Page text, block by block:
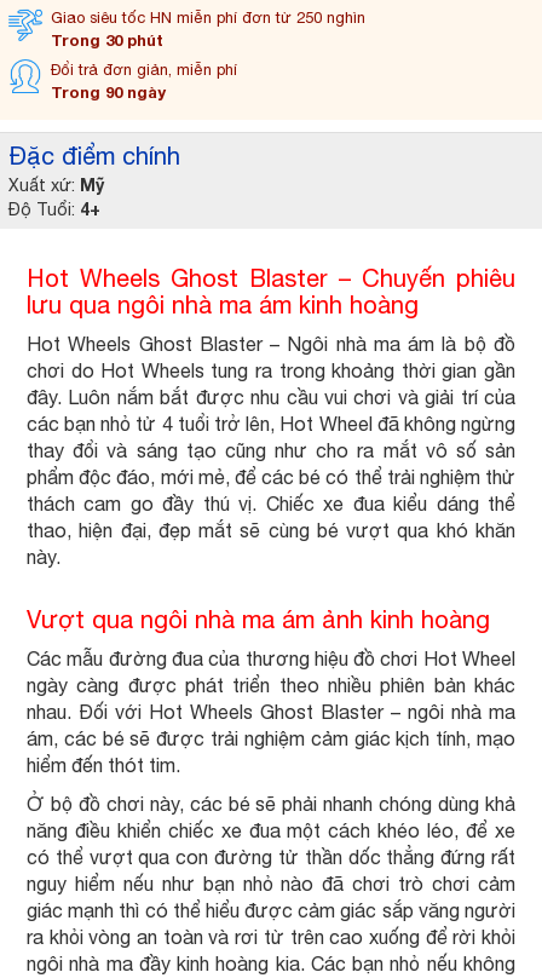
Đặc điểm chính
Xuất xứ: Mỹ
Độ Tuổi: 4+
Giao siêu tốc HN miễn phí đơn từ 250 nghìn
Trong 30 phút
Đổi trả đơn giản, miễn phí
Trong 90 ngày
Hot Wheels Ghost Blaster – Chuyến phiêu
lưu qua ngôi nhà ma ám kinh hoàng
Hot Wheels Ghost Blaster – Ngôi nhà ma ám là bộ đồ
chơi do Hot Wheels tung ra trong khoảng thời gian gần
đây. Luôn nắm bắt được nhu cầu vui chơi và giải trí của
các bạn nhỏ tử 4 tuổi trở lên, Hot Wheel đã không ngừng
thay đổi và sáng tạo cũng như cho ra mắt vô số sản
phẩm độc đáo, mới mẻ, để các bé có thể trải nghiệm thử
thách cam go đầy thú vị. Chiếc xe đua kiểu dáng thể
thao, hiện đại, đẹp mắt sẽ cùng bé vượt qua khó khăn
này.
Vượt qua ngôi nhà ma ám ảnh kinh hoàng
Các mẫu đường đua của thương hiệu đồ chơi Hot Wheel
ngày càng được phát triển theo nhiều phiên bản khác
nhau. Đối với Hot Wheels Ghost Blaster – ngôi nhà ma
ám, các bé sẽ được trải nghiệm cảm giác kịch tính, mạo
hiểm đến thót tim.
Ở bộ đồ chơi này, các bé sẽ phải nhanh chóng dùng khả
năng điều khiển chiếc xe đua một cách khéo léo, để xe
có thể vượt qua con đường tử thần dốc thẳng đứng rất
nguy hiểm nếu như bạn nhỏ nào đã chơi trò chơi cảm
giác mạnh thì có thể hiểu được cảm giác sắp văng người
ra khỏi vòng an toàn và rơi từ trên cao xuống để rời khỏi
ngôi nhà ma đầy kinh hoàng kia. Các bạn nhỏ nếu không